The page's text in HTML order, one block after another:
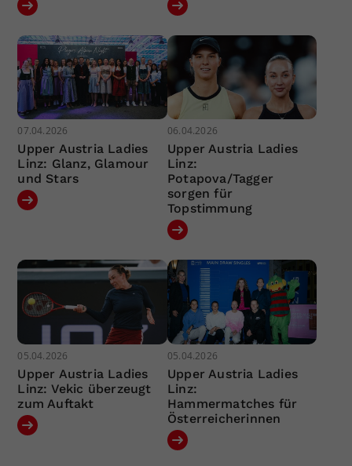
07.04.2026
Upper Austria Ladies
Linz: Glanz, Glamour
und Stars
06.04.2026
Upper Austria Ladies
Linz:
Potapova/Tagger
sorgen für
Topstimmung
05.04.2026
Upper Austria Ladies
Linz: Vekic überzeugt
zum Auftakt
05.04.2026
Upper Austria Ladies
Linz:
Hammermatches für
Österreicherinnen